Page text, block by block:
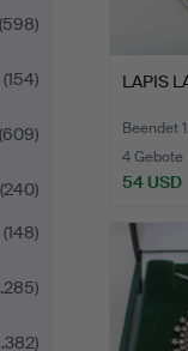
(598)
(154)
(609)
(240)
(148)
LAPIS
Beendet
4 Gebote
54 USD